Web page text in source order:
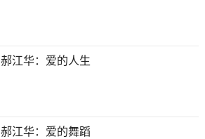
郝江华：爱的人生
郝江华：爱的舞蹈